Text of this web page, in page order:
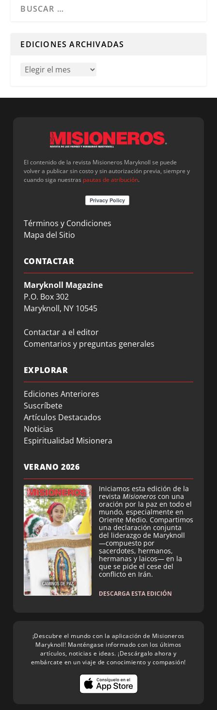
EDICIONES ARCHIVADAS
El contenido de la revista Misioneros Maryknoll se puede
volver a publicar sin costo y sin autorización previa, siempre y
cuando siga nuestras pautas de atribución.
Términos y Condiciones
Mapa del Sitio
CONTACTAR
Maryknoll Magazine
P.O. Box 302
Maryknoll, NY 10545
Contactar a el editor
Comentarios y preguntas generales
EXPLORAR
Ediciones Anteriores
Suscríbete
Artículos Destacados
Noticias
Espiritualidad Misionera
VERANO 2026
Iniciamos esta edición de la
revista Misioneros con una
oración por la paz en todo el
mundo, especialmente en
Oriente Medio. Compartimos
una declaración conjunta
del liderazgo de Maryknoll
—compuesto por
sacerdotes, hermanos,
hermanas y laicos— en la
que se pide el cese del
conflicto en Irán.
DESCARGA ESTA EDICIÓN
¡Descubre el mundo con la aplicación de Misioneros
Maryknoll! Manténgase informado con los últimos
artículos, noticias e ideas. ¡Descárgalo ahora y
embárcate en un viaje de conocimiento y compasión!